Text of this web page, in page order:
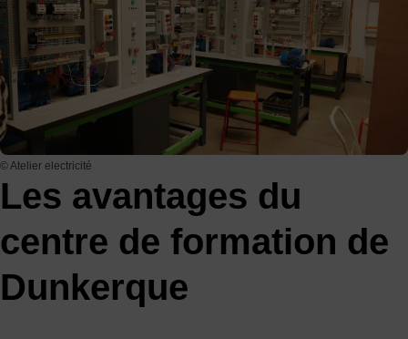
© Atelier electricité
Les avantages du
centre de formation de
Dunkerque